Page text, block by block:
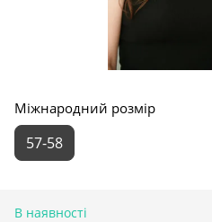
Міжнародний розмір
57-58
В наявності